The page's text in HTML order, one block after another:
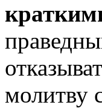
молитву